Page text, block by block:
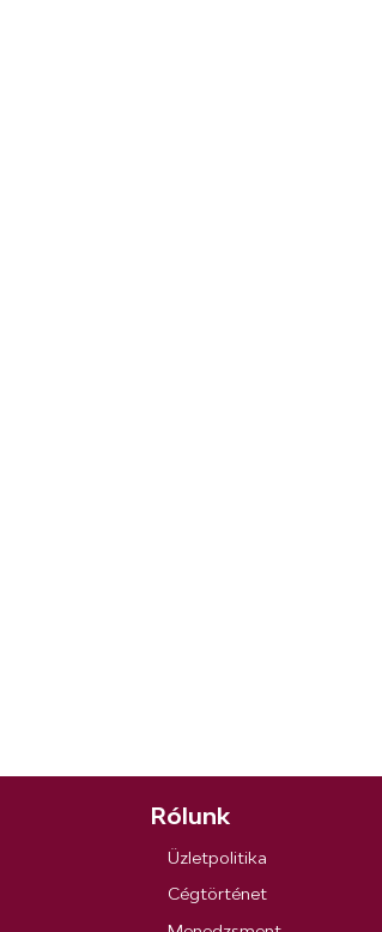
Rólunk
Üzletpolitika
Cégtörténet